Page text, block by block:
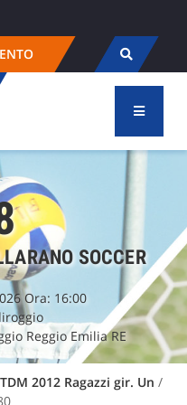
SOCCER
Ora: 16:00
Reggio Emilia RE
2012 Ragazzi gir. Un /